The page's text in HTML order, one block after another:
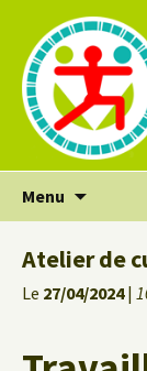
Menu
Atelier de
Le 27/04/2024|